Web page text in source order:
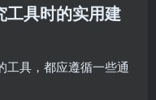
工具时的实用建
工具，都应遵循一些通